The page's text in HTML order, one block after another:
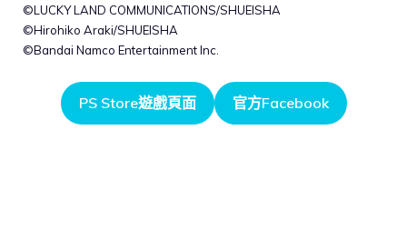
©LUCKY LAND COMMUNICATIONS/SHUEISHA
©Hirohiko Araki/SHUEISHA
©Bandai Namco Entertainment Inc.
PS Store遊戲頁面 官方Facebook